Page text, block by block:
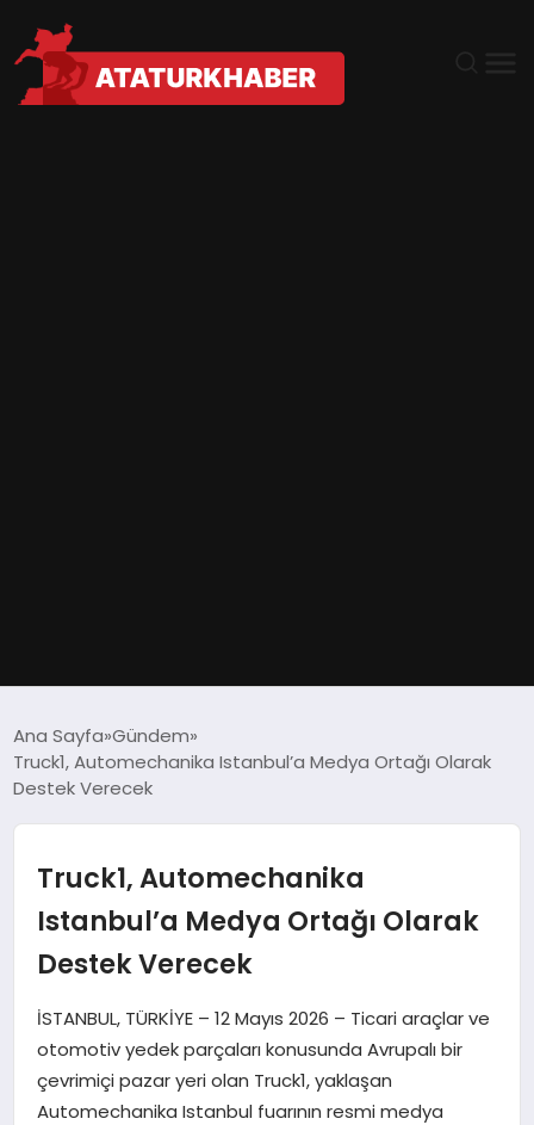
DÜNYA
MAGAZIN
SAĞLIK
SIYASET
Ana Sayfa Gündem
Truck1, Automechanika Istanbul’a Medya Ortağı Olarak
Destek Verecek
Truck1, Automechanika
Istanbul’a Medya Ortağı Olarak
Destek Verecek
İSTANBUL, TÜRKİYE – 12 Mayıs 2026 – Ticari araçlar ve
otomotiv yedek parçaları konusunda Avrupalı bir
çevrimiçi pazar yeri olan Truck1, yaklaşan
Automechanika Istanbul fuarının resmi medya